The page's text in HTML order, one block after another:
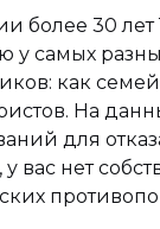
более 30 лет
у самых
как
На
для
вас нет